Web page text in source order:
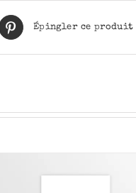
Épingler ce produit